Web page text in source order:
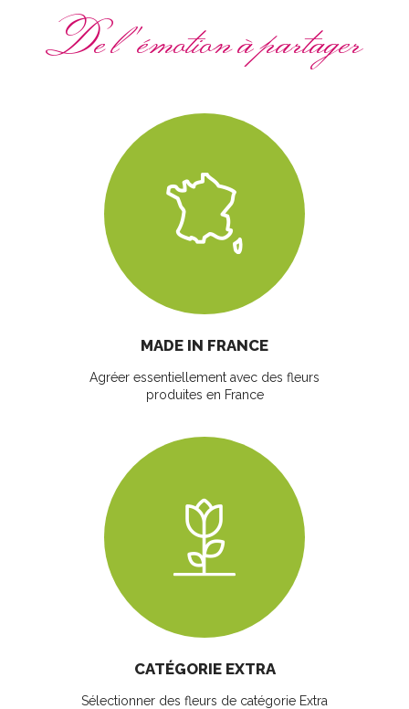
De l'émotion à partager
MADE IN FRANCE
Agréer essentiellement avec des fleurs
produites en France
CATÉGORIE EXTRA
Sélectionner des fleurs de catégorie Extra